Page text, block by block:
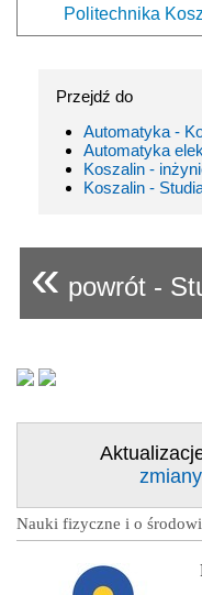
Politechnika
Przejdź do
Automatyka -
Automatyka
Koszalin -
Koszalin -
« powrót -
Nauki fizyczne i o